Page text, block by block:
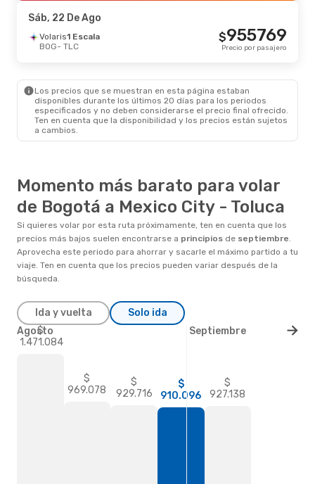
TLC- BOG
Sáb, 22 De Ago
- BOG
1447393
$
Precio por pasajero
Sáb, 22 De Ago
Volaris1 Escala
BOG- TLC
955769
$
Precio por pasajero
Los precios que se muestran en esta página estaban
disponibles durante los últimos 20 días para los periodos
especificados y no deben considerarse el precio final ofrecido.
Ten en cuenta que la disponibilidad y los precios están sujetos
a cambios.
Momento más barato para volar
de Bogotá a Mexico City - Toluca
Si quieres volar por esta ruta próximamente, ten en cuenta que los
precios más bajos suelen encontrarse a principios de septiembre.
Aprovecha este periodo para ahorrar y sacarle el máximo partido a tu
viaje. Ten en cuenta que los precios pueden variar después de la
búsqueda.
Ida y vuelta Solo ida
$
1.471.084
$
969.078
$
929.716
$
910.096
$
927.138
Agosto Septiembre